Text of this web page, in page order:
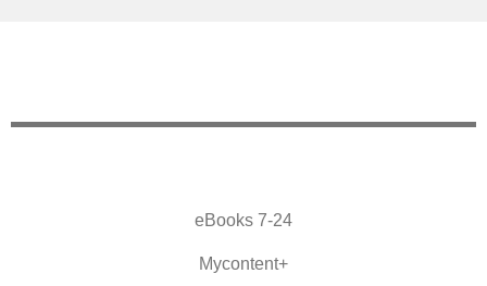
eBooks 7-24
Mycontent+